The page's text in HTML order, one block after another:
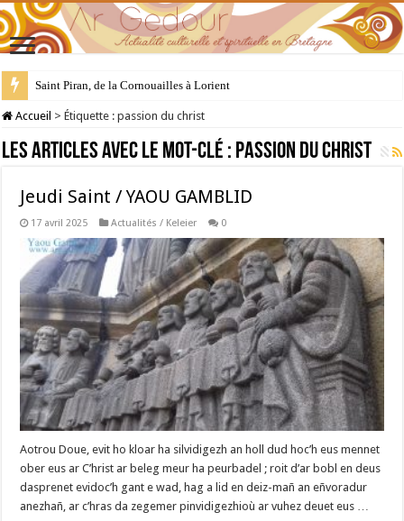
Saint Piran, de la Cornouailles à Lorient
28 juillet : Saint Samson de Dol, père de la Bretagne chrétienne
Accueil > Étiquette :passion du christ
Les articles avec le mot-clé : passion du christ
Jeudi Saint / YAOU GAMBLID
17 avril 2025 Actualités / Keleier 0
Aotrou Doue, evit ho kloar ha silvidigezh an holl dud hoc’h eus mennet
ober eus ar C’hrist ar beleg meur ha peurbadel ; roit d’ar bobl en deus
dasprenet evidoc’h gant e wad, hag a lid en deiz-mañ an eñvoradur
anezhañ, ar c’hras da zegemer pinvidigezhioù ar vuhez deuet eus …